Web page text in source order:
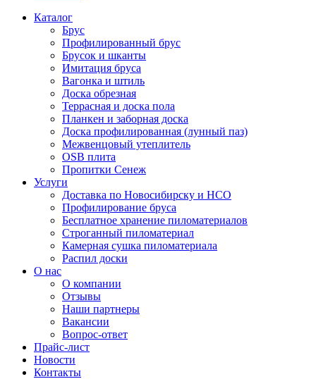
Каталог
Брус
Профилированный брус
Брусок и шканты
Имитация бруса
Вагонка и штиль
Доска обрезная
Террасная и доска пола
Планкен и заборная доска
Доска профилированная (лунный паз)
Межвенцовый утеплитель
OSB плита
Пропитки Сенеж
Услуги
Доставка по Новосибирску и НСО
Профилирование бруса
Бесплатное хранение пиломатериалов
Строганный пиломатериал
Камерная сушка пиломатериала
Распил доски
О нас
О компании
Отзывы
Наши партнеры
Вакансии
Вопрос-ответ
Прайс-лист
Новости
Контакты